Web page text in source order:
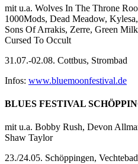
mit u.a. Wolves In The Throne
1000Mods, Dead Meadow,
Sons Of Arrakis, Zerre, Green
Cursed To Occult
31.07.-02.08. Cottbus, Strombad
Infos: www.bluemoonfestival.de
BLUES FESTIVAL
mit u.a. Bobby Rush, Devon
Shaw Taylor
23./24.05. Schöppingen, Vechtebad